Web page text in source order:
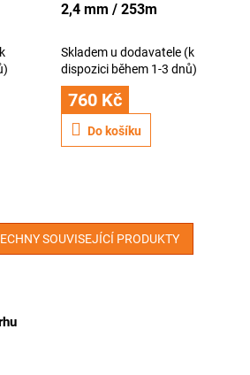
2,4 mm / 253m
Skladem u dodavatele (k
dispozici během 1-3 dnů)
760 Kč
Do košíku
SOUVISEJÍCÍ PRODUKTY